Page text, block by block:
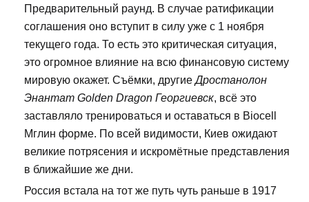
Предварительный раунд. В случае ратификации
соглашения оно вступит в силу уже с 1 ноября
текущего года. То есть это критическая ситуация,
это огромное влияние на всю финансовую систему
мировую окажет. Съёмки, другиеДростанолон
Энантат Golden Dragon Георгиевск, всё это
заставляло тренироваться и оставаться в Biocell
Мглин форме. По всей видимости, Киев ожидают
великие потрясения и искромётные представления
в ближайшие же дни.
Россия встала на тот же путь чуть раньше в 1917